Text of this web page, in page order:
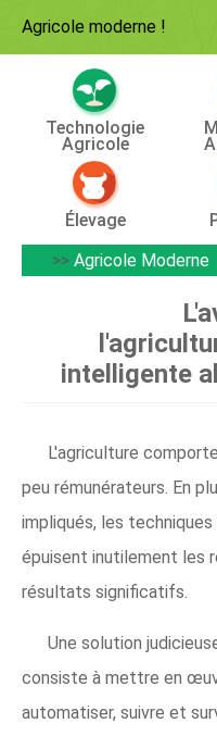
Agricole moderne !
Technologie
Agricole
Élevage
>> Agricole Moderne
intelligente
L'agriculture
peu rémunérateurs. En
impliqués, les
épuisent inutilement les
résultats significatifs.
Une solution
consiste à mettre en
automatiser, suivre et